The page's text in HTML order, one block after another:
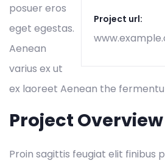
Project url:
posuer eros
eget egestas.
Aenean
varius ex ut
ex laoreet Aenean the
Project Overview
Proin sagittis feugiat elit finibus